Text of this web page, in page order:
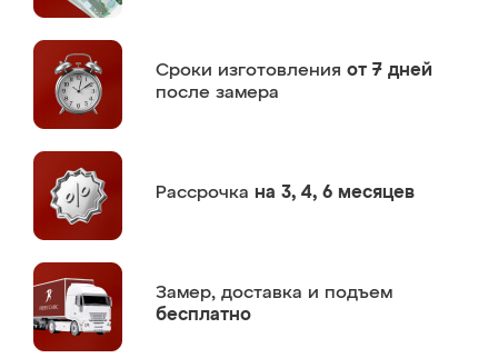
Сроки изготовления от 7 дней
после замера
Рассрочка на 3, 4, 6 месяцев
Замер, доставка и подъем
бесплатно